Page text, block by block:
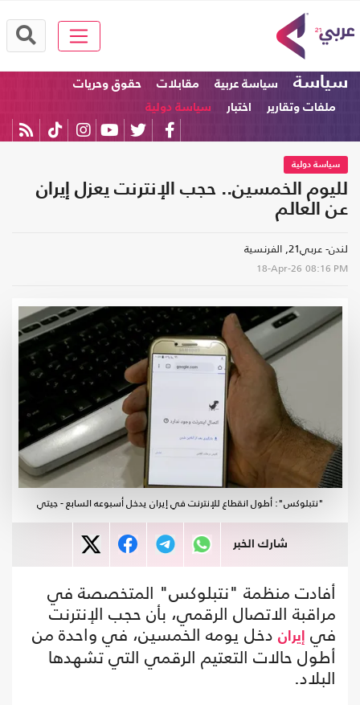
سياسة سياسة عربية مقابلات
حقوق وحريات
ملفات وتقارير
اختبار سياسة دولية
سياسة دولية
لليوم الخمسين.. حجب الإنترنت يعزل إيران
عن العالم
لندن- عربي21, الفرنسية
18-Apr-26 08:16 PM
"نتبلوكس": أطول انقطاع للإنترنت في إيران يدخل أسبوعه السابع - جيتي
شارك الخبر
أفادت منظمة "نتبلوكس" المتخصصة في
مراقبة الاتصال الرقمي، بأن حجب الإنترنت
في إيران دخل يومه الخمسين، في واحدة من
أطول حالات التعتيم الرقمي التي تشهدها
البلاد.